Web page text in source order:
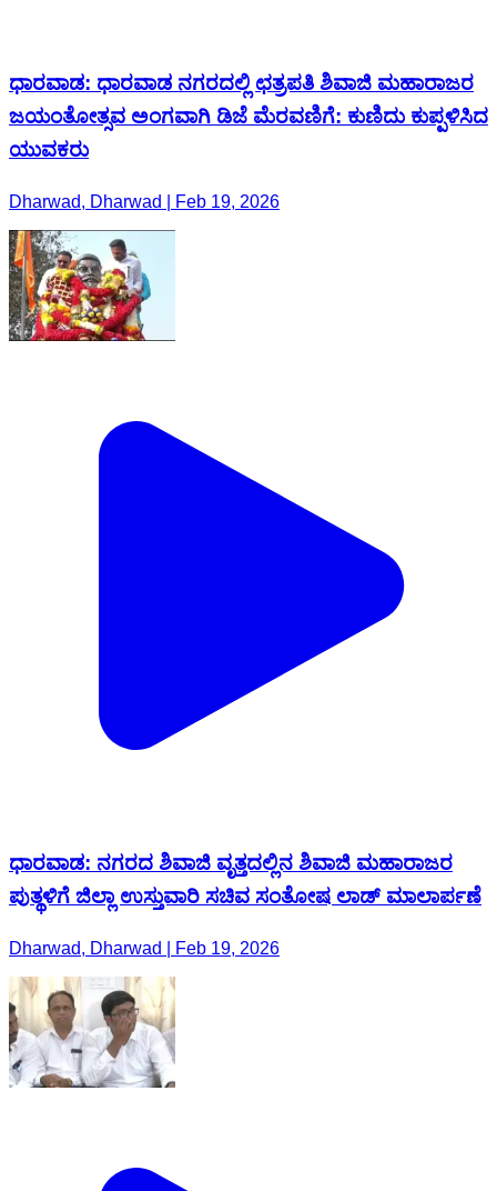
ಧಾರವಾಡ: ಧಾರವಾಡ ನಗರದಲ್ಲಿ ಛತ್ರಪತಿ ಶಿವಾಜಿ ಮಹಾರಾಜರ
ಜಯಂತೋತ್ಸವ ಅಂಗವಾಗಿ ಡಿಜೆ ಮೆರವಣಿಗೆ: ಕುಣಿದು ಕುಪ್ಪಳಿಸಿದ
ಯುವಕರು
Dharwad, Dharwad | Feb 19, 2026
ಧಾರವಾಡ: ನಗರದ ಶಿವಾಜಿ ವೃತ್ತದಲ್ಲಿನ ಶಿವಾಜಿ ಮಹಾರಾಜರ
ಪುತ್ಥಳಿಗೆ ಜಿಲ್ಲಾ ಉಸ್ತುವಾರಿ ಸಚಿವ ಸಂತೋಷ ಲಾಡ್ ಮಾಲಾರ್ಪಣೆ
Dharwad, Dharwad | Feb 19, 2026